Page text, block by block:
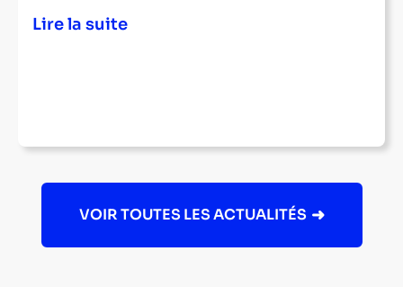
Lire la suite
VOIR TOUTES LES ACTUALITÉS